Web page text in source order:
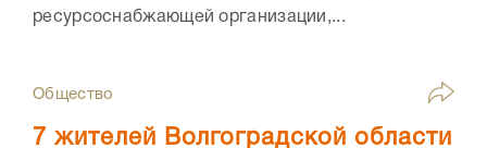
ресурсоснабжающей организации,...
Общество
7 жителей Волгоградской области